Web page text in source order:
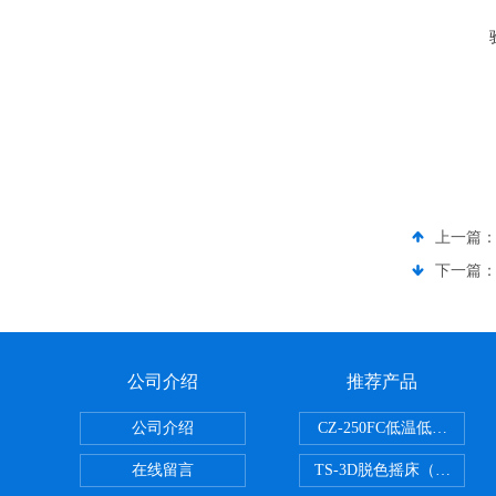
上一篇：
下一篇：
公司介绍
公司介绍
在线留言
推荐产品
CZ-250FC低温低湿种子储
TS-3D脱色摇床（三维运动